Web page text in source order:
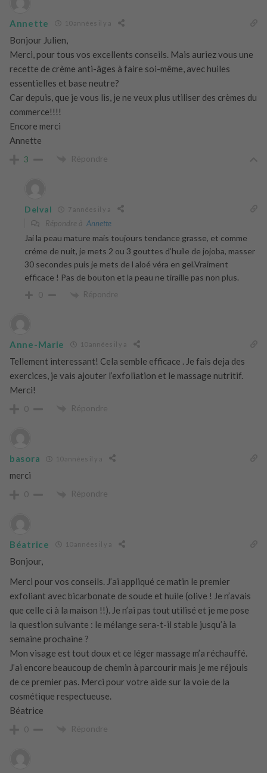
Annette 10 années il y a
Bonjour Julien,
Merci, pour tous vos excellents conseils. Mais auriez vous une
recette de crème anti-âges à faire soi-même, avec huiles
essentielles et base neutre?
Car depuis, que je vous lis, je ne veux plus utiliser des crèmes du
commerce!!!!
Encore merci
Annette
3 Répondre
Delval 7 années il y a
Répondre à Annette
Jai la peau mature mais toujours tendance grasse, et comme
créme de nuit, je mets 2 ou 3 gouttes d’huile de jojoba, masser
30 secondes puis je mets de l aloé véra en gel.Vraiment
efficace ! Pas de bouton et la peau ne tiraille pas non plus.
0 Répondre
Anne-Marie 10 années il y a
Tellement interessant! Cela semble efficace . Je fais deja des
exercices, je vais ajouter l’exfoliation et le massage nutritif.
Merci!
0 Répondre
basora 10 années il y a
merci
0 Répondre
Béatrice 10 années il y a
Bonjour,
Merci pour vos conseils. J’ai appliqué ce matin le premier
exfoliant avec bicarbonate de soude et huile (olive ! Je n’avais
que celle ci à la maison !!). Je n’ai pas tout utilisé et je me pose
la question suivante : le mélange sera-t-il stable jusqu’à la
semaine prochaine ?
Mon visage est tout doux et ce léger massage m’a réchauffé.
J’ai encore beaucoup de chemin à parcourir mais je me réjouis
de ce premier pas. Merci pour votre aide sur la voie de la
cosmétique respectueuse.
Béatrice
0 Répondre